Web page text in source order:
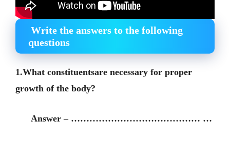
Write the answers to the following
questions
1.What constituentsare necessary for proper
growth of the body?
Answer – …………………………………… …